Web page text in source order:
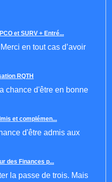
et SURV + Entré...
en tout cas d’avoir
RQTH
chance d'être en bonne
et complémen...
d'être admis aux
des Finances p...
la passe de trois. Mais